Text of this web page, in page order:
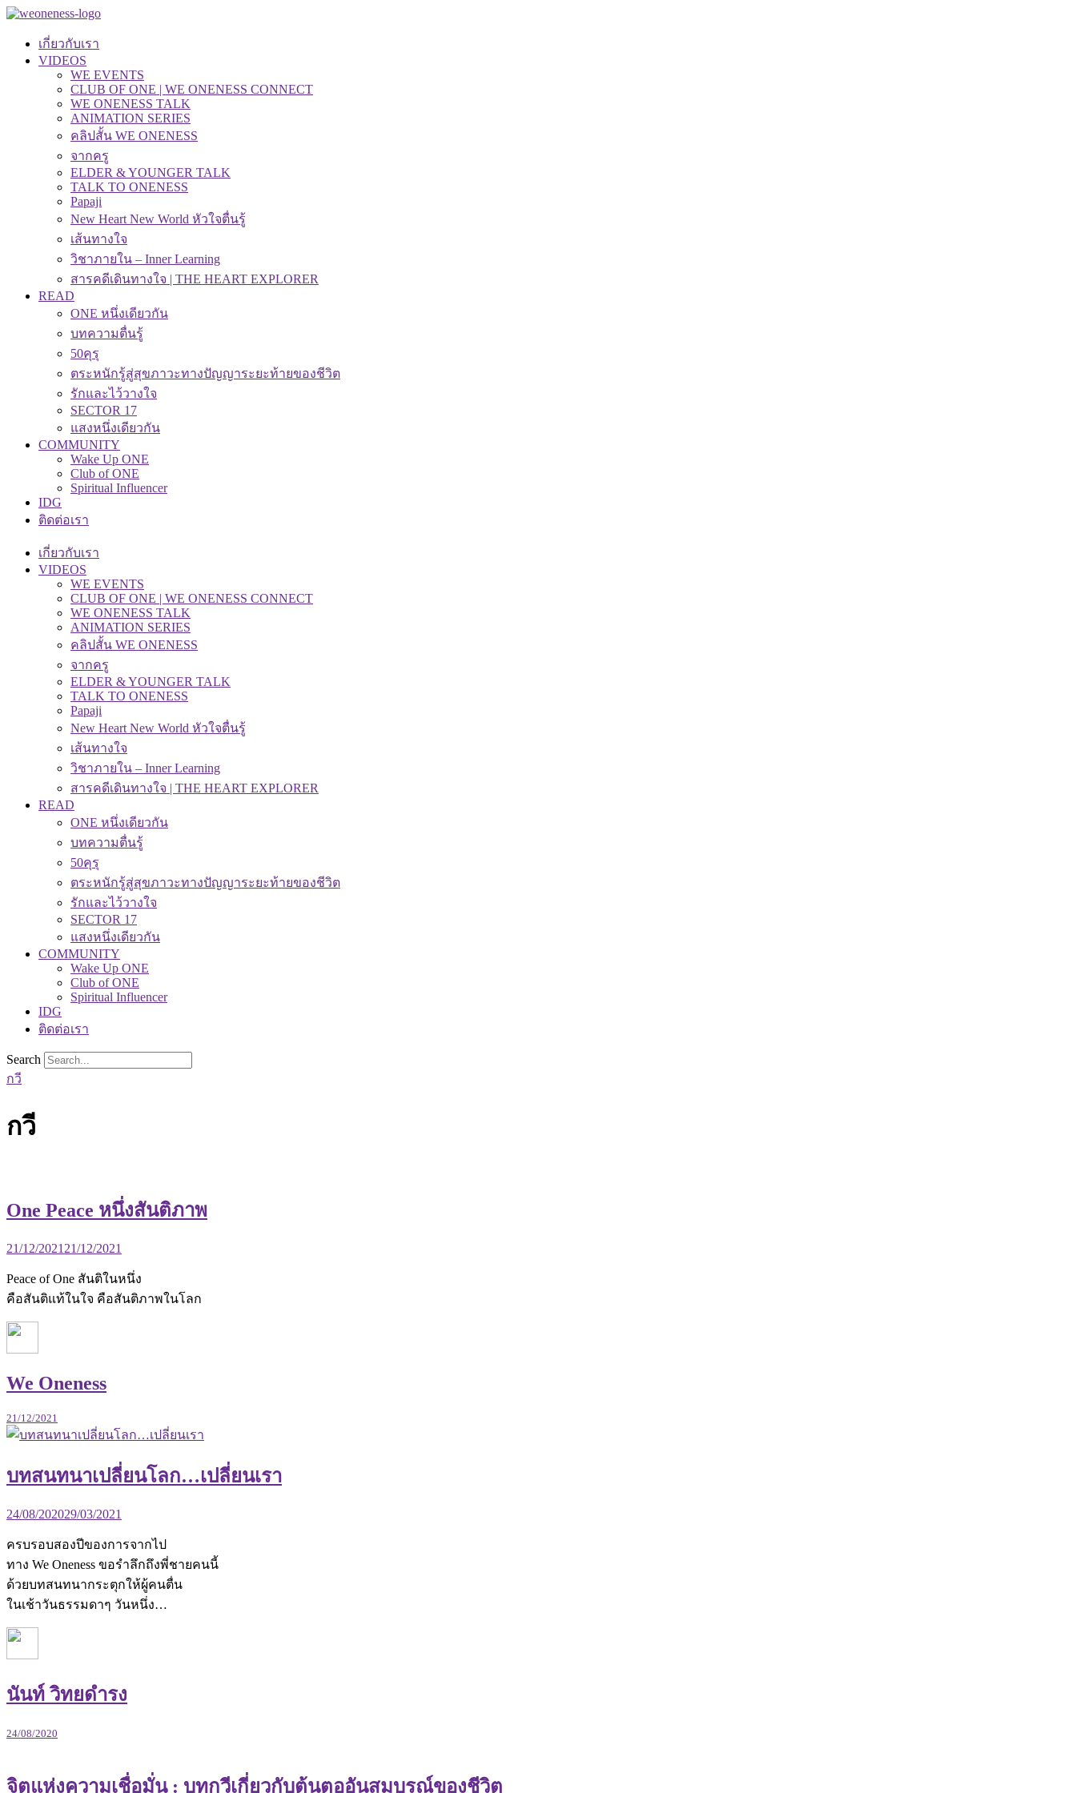
เกี่ยวกับเรา
VIDEOS
WE EVENTS
CLUB OF ONE | WE ONENESS CONNECT
WE ONENESS TALK
ANIMATION SERIES
คลิปสั้น WE ONENESS
จากครู
ELDER & YOUNGER TALK
TALK TO ONENESS
Papaji
New Heart New World หัวใจตื่นรู้
เส้นทางใจ
วิชาภายใน – Inner Learning
สารคดีเดินทางใจ | THE HEART EXPLORER
READ
ONE หนึ่งเดียวกัน
บทความตื่นรู้
50คุรุ
ตระหนักรู้สู่สุขภาวะทางปัญญาระยะท้ายของชีวิต
รักและไว้วางใจ
SECTOR 17
แสงหนึ่งเดียวกัน
COMMUNITY
Wake Up ONE
Club of ONE
Spiritual Influencer
IDG
ติดต่อเรา
เกี่ยวกับเรา
VIDEOS
WE EVENTS
CLUB OF ONE | WE ONENESS CONNECT
WE ONENESS TALK
ANIMATION SERIES
คลิปสั้น WE ONENESS
จากครู
ELDER & YOUNGER TALK
TALK TO ONENESS
Papaji
New Heart New World หัวใจตื่นรู้
เส้นทางใจ
วิชาภายใน – Inner Learning
สารคดีเดินทางใจ | THE HEART EXPLORER
READ
ONE หนึ่งเดียวกัน
บทความตื่นรู้
50คุรุ
ตระหนักรู้สู่สุขภาวะทางปัญญาระยะท้ายของชีวิต
รักและไว้วางใจ
SECTOR 17
แสงหนึ่งเดียวกัน
COMMUNITY
Wake Up ONE
Club of ONE
Spiritual Influencer
IDG
ติดต่อเรา
Search
กวี
กวี
One Peace หนึ่งสันติภาพ
21/12/2021 21/12/2021
Peace of One สันติในหนึ่ง
คือสันติแท้ในใจ คือสันติภาพในโลก
We Oneness
21/12/2021
บทสนทนาเปลี่ยนโลก…เปลี่ยนเรา
24/08/202029/03/2021
ครบรอบสองปีของการจากไป
ทาง We Oneness ขอรำลึกถึงพี่ชายคนนี้
ด้วยบทสนทนากระตุกให้ผู้คนตื่น
ในเช้าวันธรรมดาๆ วันหนึ่ง…
นันท์ วิทยดำรง
24/08/2020
จิตแห่งความเชื่อมั่น : บทกวีเกี่ยวกับต้นตออันสมบูรณ์ของชีวิต